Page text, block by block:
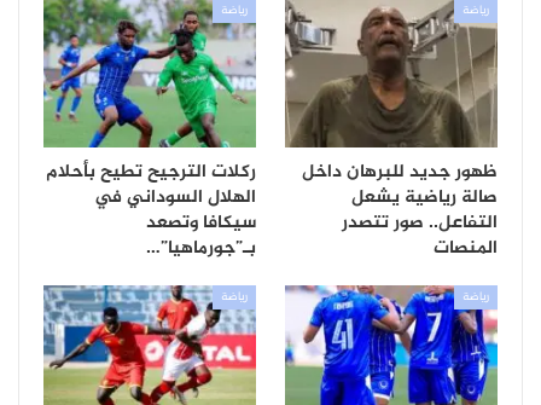
رياضة
ظهور جديد للبرهان داخل
صالة رياضية يشعل
التفاعل.. صور تتصدر
المنصات
رياضة
ركلات الترجيح تطيح بأحلام
الهلال السوداني في
سيكافا وتصعد
بـ”جورماهيا”…
رياضة رياضة